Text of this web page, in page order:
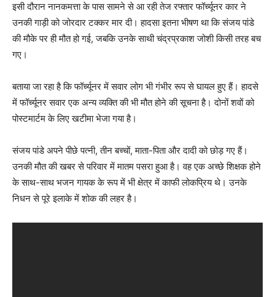
इसी दौरान नानकमत्ता के पास सामने से आ रही तेज रफ्तार फॉर्च्यूनर कार ने
उनकी गाड़ी को जोरदार टक्कर मार दी। हादसा इतना भीषण था कि संजय पांडे
की मौके पर ही मौत हो गई, जबकि उनके साथी चंद्रप्रकाश जोशी किसी तरह बच
गए।
बताया जा रहा है कि फॉर्च्यूनर में सवार लोग भी गंभीर रूप से घायल हुए हैं। हादसे
में फॉर्च्यूनर सवार एक अन्य व्यक्ति की भी मौत होने की सूचना है। दोनों शवों को
पोस्टमार्टम के लिए खटीमा भेजा गया है।
संजय पांडे अपने पीछे पत्नी, तीन बच्चों, माता-पिता और दादी को छोड़ गए हैं।
उनकी मौत की खबर से परिवार में मातम पसरा हुआ है। वह एक अच्छे शिक्षक होने
के साथ-साथ भजन गायक के रूप में भी क्षेत्र में काफी लोकप्रिय थे। उनके
निधन से पूरे इलाके में शोक की लहर है।